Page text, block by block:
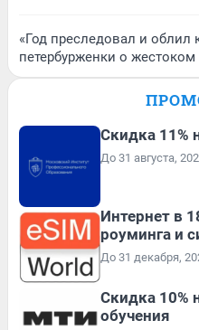
«Год преследовал и облил
петербурженки о
Скидка 11%
До 31 августа,
Интернет в
роуминга и
До 31 декабря,
Скидка 10%
обучения